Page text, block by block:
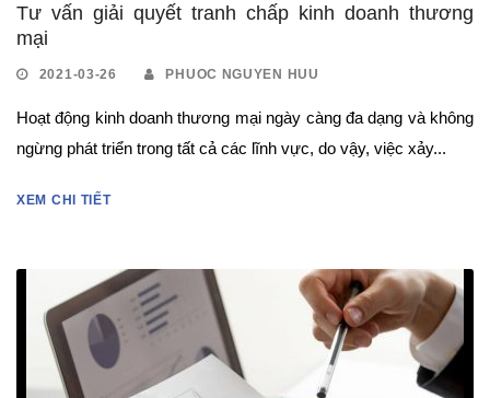
Tư vấn giải quyết tranh chấp kinh doanh thương
mại
2021-03-26 PHUOC NGUYEN HUU
Hoạt động kinh doanh thương mại ngày càng đa dạng và không
ngừng phát triển trong tất cả các lĩnh vực, do vậy, việc xảy...
XEM CHI TIẾT